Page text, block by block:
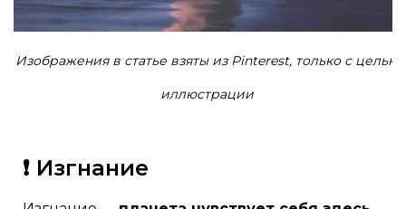
Изображения в статье взяты из Pinterest, только с целью
иллюстрации
❗ Изгнание